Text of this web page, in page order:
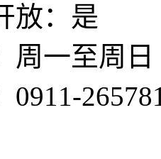
放：是
周一至周日
0911-